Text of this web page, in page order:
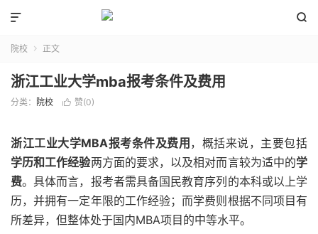


院校  正文
浙江工业大学mba报考条件及费用
分类： 院校  赞(0)
浙江工业大学MBA报考条件及费用 ，概括来说，主要包括
学历和工作经验两方面的要求，以及相对而言较为适中的学
费。具体而言，报考者需具备国民教育序列的本科或以上学
历，并拥有一定年限的工作经验；而学费则根据不同项目有
所差异，但整体处于国内MBA项目的中等水平。